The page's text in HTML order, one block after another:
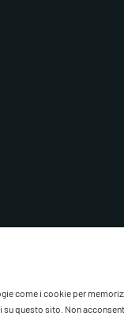
come i cookie per
questo sito. Non